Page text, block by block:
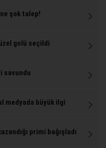
şok talep!
golü seçildi
savundu
medyada büyük ilgi
primi bağışladı